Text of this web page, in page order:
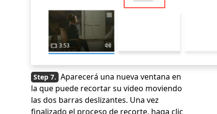
Aparecerá una nueva ventana en
la que puede recortar su video moviendo
las dos barras deslizantes. Una vez
finalizado el proceso de recorte, haga clic